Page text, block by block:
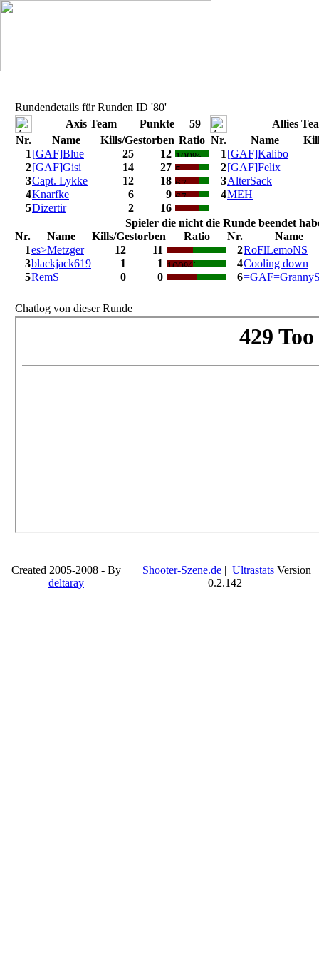
Rundendetails für Runden ID '80'
Axis Team
Punkte 59
Allies
Nr.
Name Kills/Gestorben Ratio
1 [GAF]Blue 25
12
2[GAF]Gisi 14
27
3Capt. Lykke 12
18
4Knarfke 6
9
5Dizertir 2 16
Nr. Name
1 [GAF]Kalibo
2[GAF]Felix
3AlterSack
4MEH
Spieler die nicht die Runde beendet
Nr.
Name Kills/Gestorben Ratio Nr.
Name
1es>Metzger 12 11 2RoFlLemoNS
3blackjack619 1 1 4Cooling down
5RemS 0 0 6
Chatlog von dieser Runde
Created 2005-2008 - By
deltaray
Shooter-Szene.de| UltrastatsVersion
0.2.142